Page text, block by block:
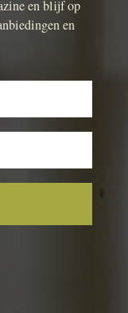
en blijf op
en